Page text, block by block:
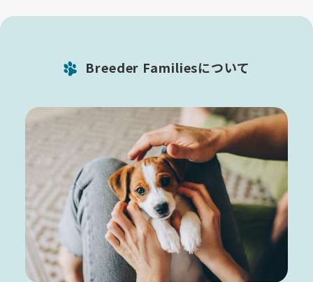
Breeder Familiesについて